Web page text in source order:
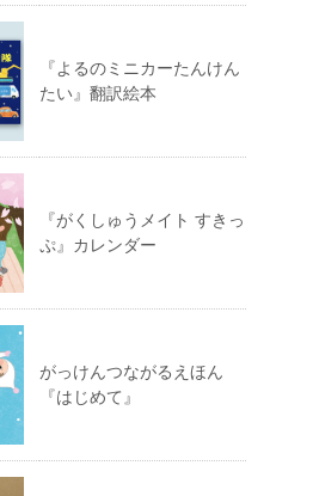
『よるのミニカーたんけん
たい』翻訳絵本
『がくしゅうメイト すきっ
ぷ』カレンダー
がっけんつながるえほん
『はじめて』